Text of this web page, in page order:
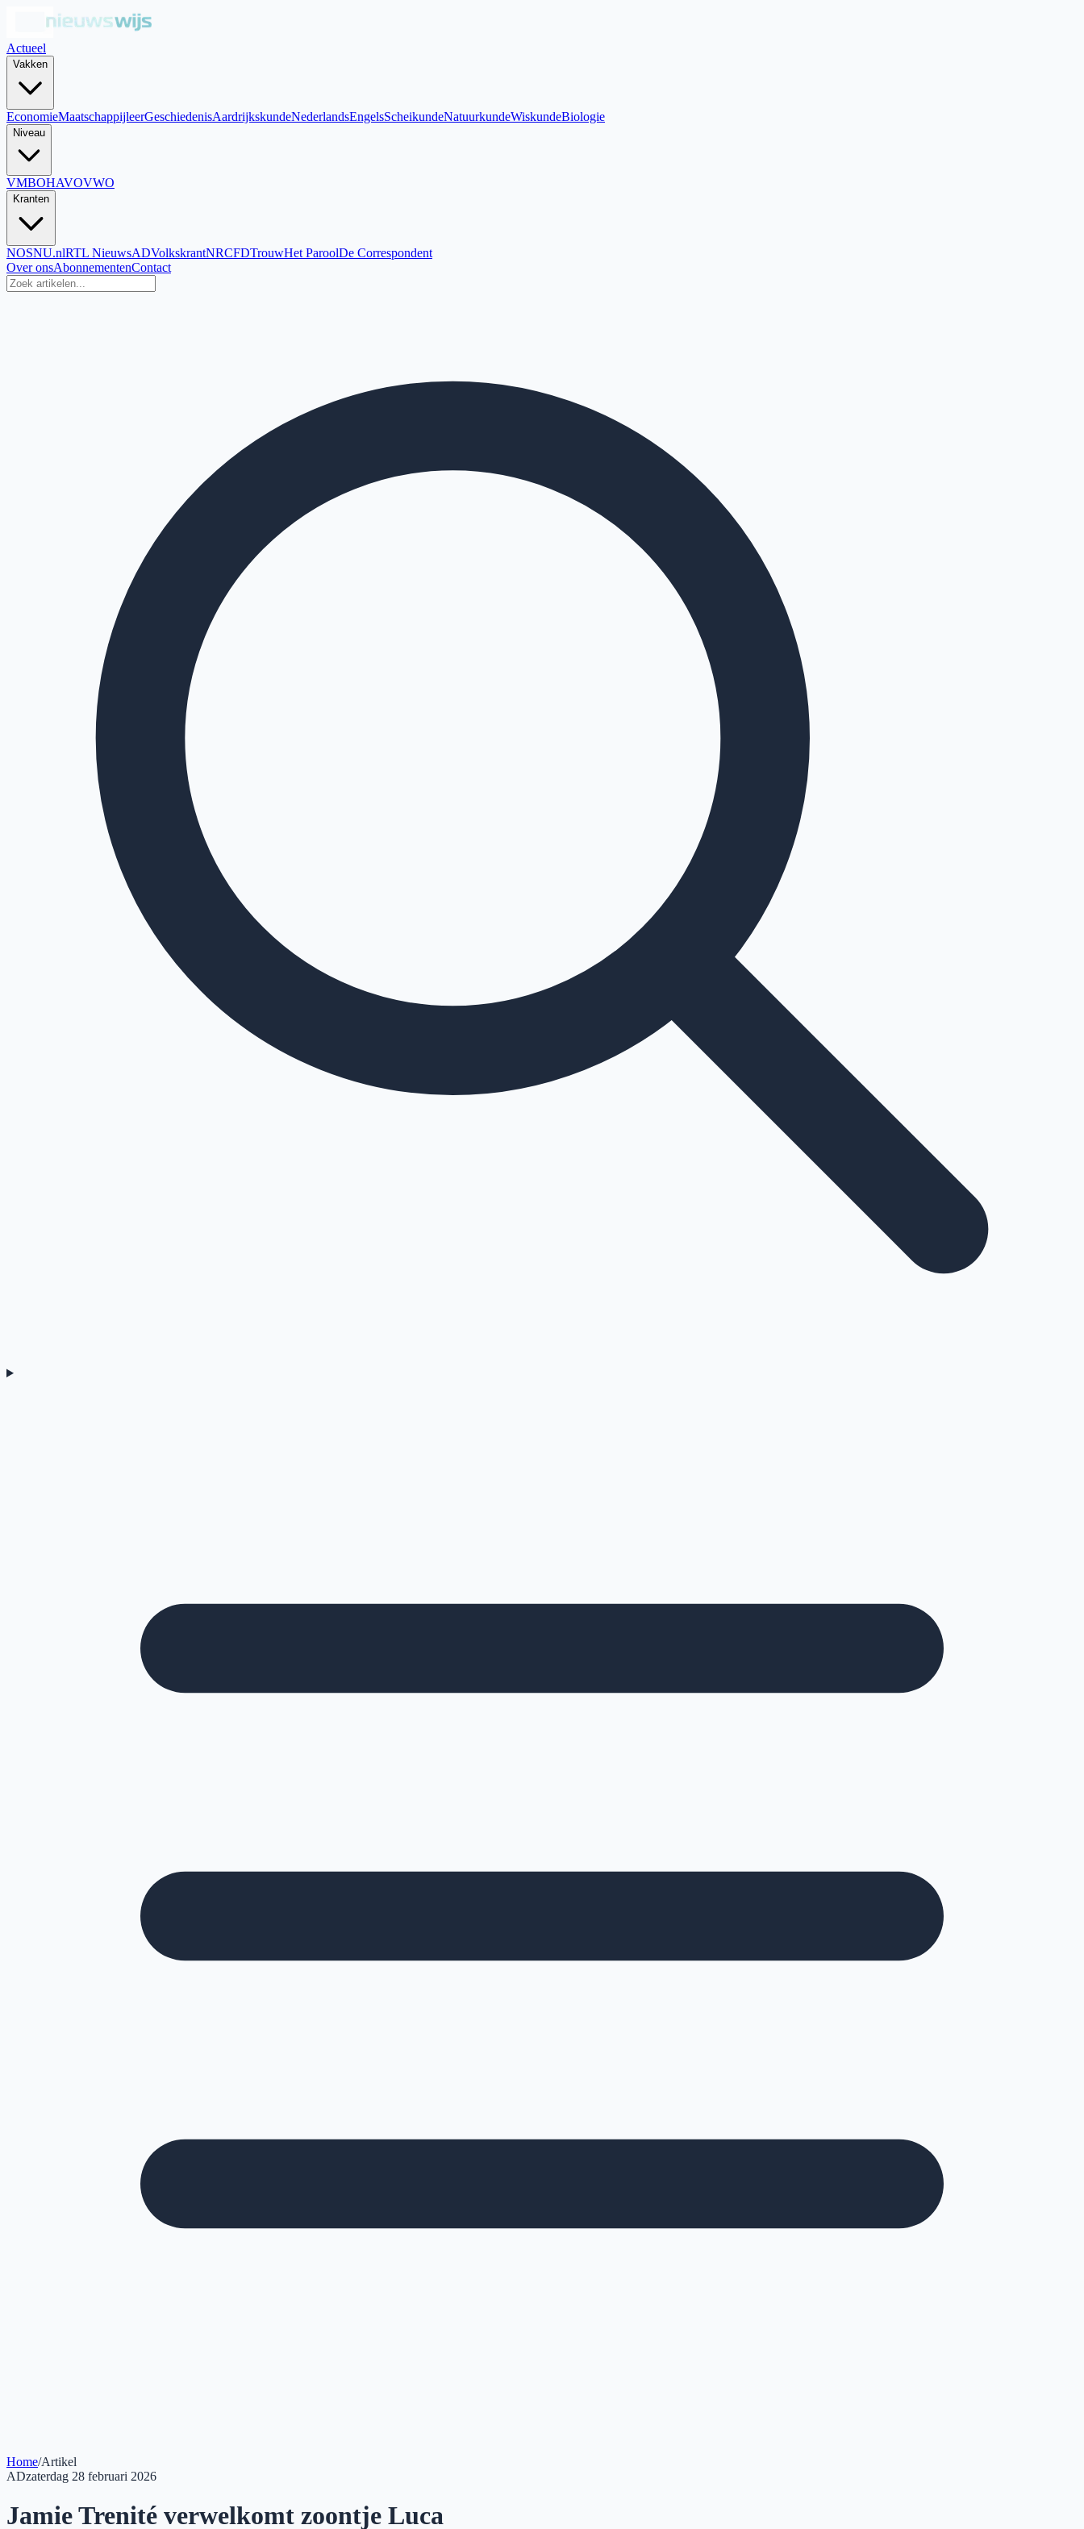
Actueel
Vakken
EconomieMaatschappijleerGeschiedenisAardrijkskundeNederlandsEngelsScheikundeNatuurkundeWiskundeBiologie
Niveau
VMBOHAVOVWO
Kranten
NOSNU.nlRTL NieuwsADVolkskrantNRCFDTrouwHet ParoolDe Correspondent
Over onsAbonnementenContact
Home/Artikel
ADzaterdag 28 februari 2026
Jamie Trenité verwelkomt zoontje Luca